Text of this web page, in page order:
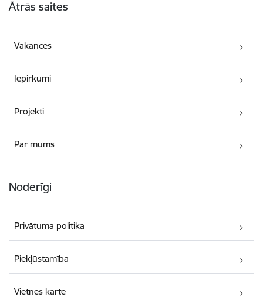
Ātrās saites
Vakances
Iepirkumi
Projekti
Par mums
Noderīgi
Privātuma politika
Piekļūstamība
Vietnes karte